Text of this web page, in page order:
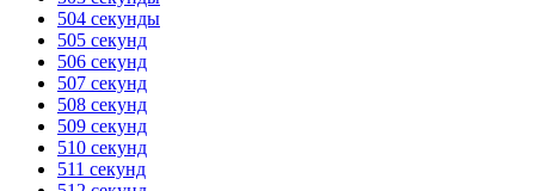
504 секунды
505 секунд
506 секунд
507 секунд
508 секунд
509 секунд
510 секунд
511 секунд